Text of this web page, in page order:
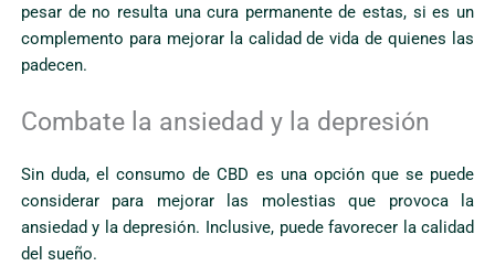
pesar de no resulta una cura permanente de estas, si es un
complemento para mejorar la calidad de vida de quienes las
padecen.
Combate la ansiedad y la depresión
Sin duda, el consumo de CBD es una opción que se puede
considerar para mejorar las molestias que provoca la
ansiedad y la depresión. Inclusive, puede favorecer la calidad
del sueño.